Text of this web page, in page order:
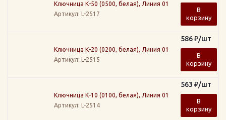
Ключница К-50 (0500, белая), Линия 01
Артикул: L-2517
В
корзину
Ключница К-20 (0200, белая), Линия 01
Артикул: L-2515
586₽/шт
В
корзину
Ключница К-10 (0100, белая), Линия 01
Артикул: L-2514
563 ₽/шт
В
корзину